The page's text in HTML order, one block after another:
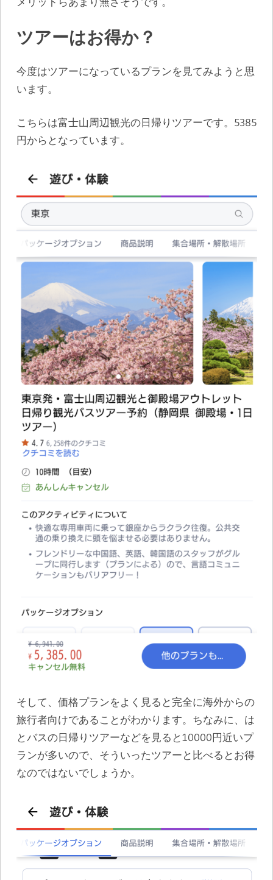
ツアーはお得か？
今度はツアーになっているプランを見てみようと思
います。
こちらは富士山周辺観光の日帰りツアーです。5385
円からとなっています。
そして、価格プランをよく見ると完全に海外からの
旅行者向けであることがわかります。ちなみに、は
とバスの日帰りツアーなどを見ると10000円近いプ
ランが多いので、そういったツアーと比べるとお得
なのではないでしょうか。